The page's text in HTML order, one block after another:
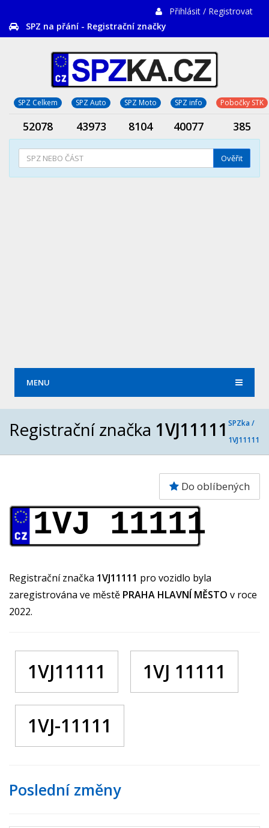
Přihlásit / Registrovat
SPZ na přání - Registrační značky
SPZ Celkem SPZ Auto SPZ Moto SPZ info Pobočky STK
52078 43973 8104 40077 385
Ověřit
MENU
Registrační značka 1VJ11111 SPZka /
1VJ11111
Do oblíbených
1VJ 11111
Registrační značka 1VJ11111 pro vozidlo byla
zaregistrována ve městě PRAHA HLAVNÍ MĚSTO v roce
2022.
1VJ11111 1VJ 11111
1VJ-11111
Poslední změny